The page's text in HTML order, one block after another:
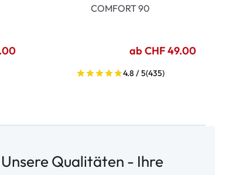
COMFORT 90
ab CHF 49.00
4.8 / 5(435)
Unsere Qualitäten - Ihre